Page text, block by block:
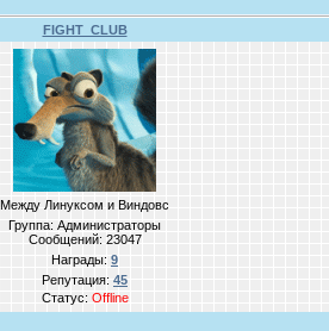
FIGHT_CLUB
Между Линуксом и Виндовс
Группа: Администраторы
Сообщений: 23047
Награды: 9
Репутация: 45
Статус: Offline